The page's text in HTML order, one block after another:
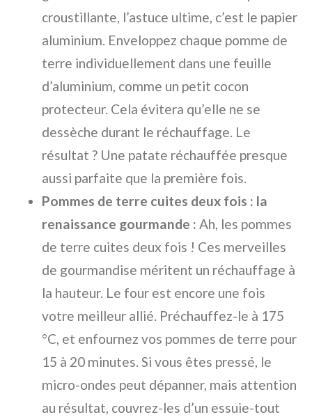
croustillante, l’astuce ultime, c’est le papier
aluminium. Enveloppez chaque pomme de
terre individuellement dans une feuille
d’aluminium, comme un petit cocon
protecteur. Cela évitera qu’elle ne se
dessèche durant le réchauffage. Le
résultat ? Une patate réchauffée presque
aussi parfaite que la première fois.
Pommes de terre cuites deux fois : la
renaissance gourmande : Ah, les pommes
de terre cuites deux fois ! Ces merveilles
de gourmandise méritent un réchauffage à
la hauteur. Le four est encore une fois
votre meilleur allié. Préchauffez-le à 175
°C, et enfournez vos pommes de terre pour
15 à 20 minutes. Si vous êtes pressé, le
micro-ondes peut dépanner, mais attention
au résultat, couvrez-les d’un essuie-tout